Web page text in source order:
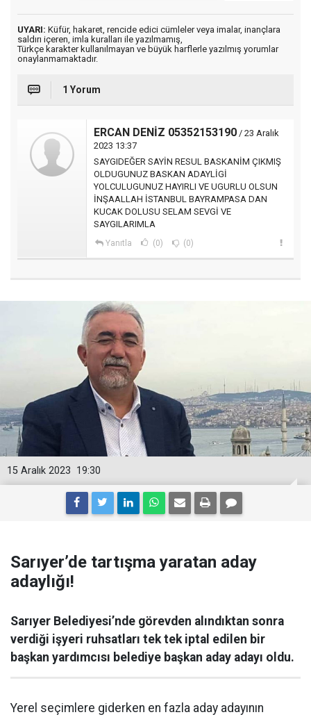
UYARI: Küfür, hakaret, rencide edici cümleler veya imalar, inançlara
saldırı içeren, imla kuralları ile yazılmamış,
Türkçe karakter kullanılmayan ve büyük harflerle yazılmış yorumlar
onaylanmamaktadır.
1 Yorum
ERCAN DENİZ 05352153190 / 23 Aralık
2023 13:37
SAYGIDEĞER SAYİN RESUL BASKANİM ÇIKMIŞ
OLDUGUNUZ BASKAN ADAYLİGİ
YOLCULUGUNUZ HAYIRLI VE UGURLU OLSUN
İNŞAALLAH İSTANBUL BAYRAMPASA DAN
KUCAK DOLUSU SELAM SEVGİ VE
SAYGILARIMLA
Yanıtla (0) (0)
19:30
15 Aralık 2023
Sarıyer’de tartışma yaratan aday
adaylığı!
Sarıyer Belediyesi’nde görevden alındıktan sonra
verdiği işyeri ruhsatları tek tek iptal edilen bir
başkan yardımcısı belediye başkan aday adayı oldu.
Yerel seçimlere giderken en fazla aday adayının